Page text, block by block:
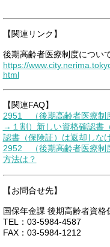
【関連リンク】
後期高齢者医療制度につい
https://
html
【関連FAQ】
2951 （後期高齢者医療制
→１割）新しい資格確認書
認書（保険証）は返却しな
2952 （後期高齢者医療制
方法は？
【お問合せ先】
国保年金課 後期高齢者資格
TEL：03-5984-4587
FAX：03-5984-1212